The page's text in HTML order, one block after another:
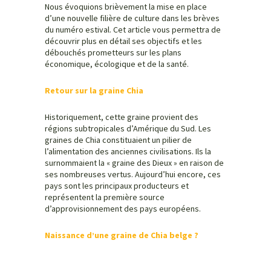
Nous évoquions brièvement la mise en place
d’une nouvelle filière de culture dans les brèves
du numéro estival. Cet article vous permettra de
découvrir plus en détail ses objectifs et les
débouchés prometteurs sur les plans
économique, écologique et de la santé.
Retour sur la graine Chia
Historiquement, cette graine provient des
régions subtropicales d’Amérique du Sud. Les
graines de Chia constituaient un pilier de
l’alimentation des anciennes civilisations. Ils la
surnommaient la « graine des Dieux » en raison de
ses nombreuses vertus. Aujourd’hui encore, ces
pays sont les principaux producteurs et
représentent la première source
d’approvisionnement des pays européens.
Naissance d’une graine de Chia belge ?